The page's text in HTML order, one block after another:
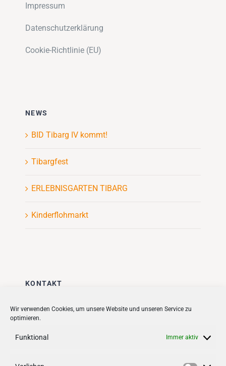
Wir verwenden Cookies, um unsere Website und unseren Service zu
optimieren.
Funktional Immer aktiv
Impressum
Datenschutzerklärung
Cookie-Richtlinie (EU)
NEWS
BID Tibarg IV kommt!
Tibargfest
ERLEBNISGARTEN TIBARG
Kinderflohmarkt
KONTAKT
Stadt + Handel City- und
Quartiersmanagement